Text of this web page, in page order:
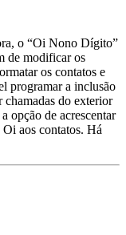
o “Oi Nono Dígito”
de modificar os
os contatos e
programar a inclusão
chamadas do exterior
opção de acrescentar
aos contatos. Há